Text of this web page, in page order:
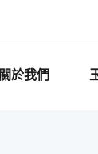
關於我們